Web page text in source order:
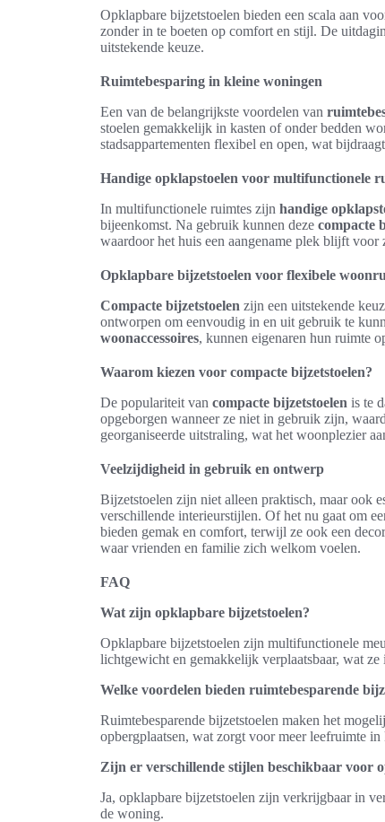
Opklapbare bijzetstoelen bieden een scala aan
zonder in te boeten op comfort en stijl. De
uitstekende keuze.
Ruimtebesparing in kleine woningen
Een van de belangrijkste voordelen van
stoelen gemakkelijk in kasten of onder bedden
stadsappartementen flexibel en open, wat
Handige opklapstoelen voor multifunctionele
In multifunctionele ruimtes zijn handige
bijeenkomst. Na gebruik kunnen deze compacte
waardoor het huis een aangename plek blijft
Opklapbare bijzetstoelen voor flexibele
Compacte bijzetstoelen zijn een uitstekende
ontworpen om eenvoudig in en uit gebruik te
woonaccessoires, kunnen eigenaren hun ruimte
Waarom kiezen voor compacte bijzetstoelen?
De populariteit van compacte bijzetstoelen is te
opgeborgen wanneer ze niet in gebruik zijn,
georganiseerde uitstraling, wat het woonplezier
Veelzijdigheid in gebruik en ontwerp
Bijzetstoelen zijn niet alleen praktisch, maar ook
verschillende interieurstijlen. Of het nu gaat om
bieden gemak en comfort, terwijl ze ook een
waar vrienden en familie zich welkom voelen.
FAQ
Wat zijn opklapbare bijzetstoelen?
Opklapbare bijzetstoelen zijn multifunctionele
lichtgewicht en gemakkelijk verplaatsbaar, wat
Welke voordelen bieden ruimtebesparende
Ruimtebesparende bijzetstoelen maken het
opbergplaatsen, wat zorgt voor meer leefruimte
Zijn er verschillende stijlen beschikbaar voor
Ja, opklapbare bijzetstoelen zijn verkrijgbaar in
de woning.